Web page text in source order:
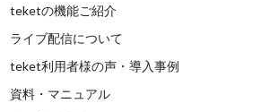
teketの機能ご紹介
ライブ配信について
teket利用者様の声・導入事例
資料・マニュアル